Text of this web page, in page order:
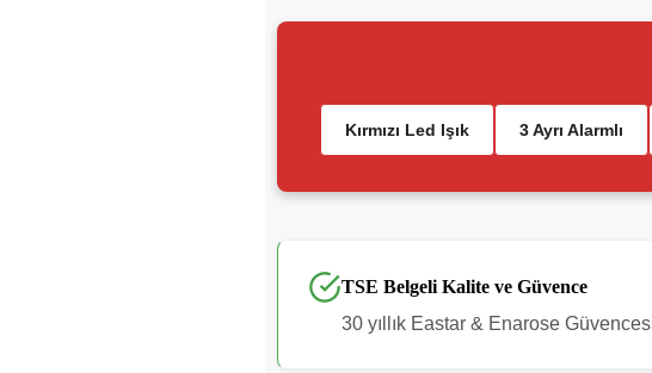
Kırmızı Led Işık 3 Ayrı Alarmlı
TSE Belgeli Kalite ve Güvence
30 yıllık Eastar & Enarose